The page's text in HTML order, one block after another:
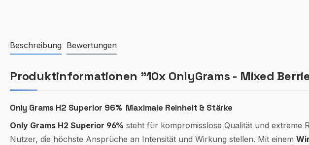
Beschreibung Bewertungen
Produktinformationen "10x OnlyGrams - Mixed
Only Grams H2 Superior 96% Maximale Reinheit & Stärke
Only Grams H2 Superior 96% steht für kompromisslose Qualität und extreme
Nutzer, die höchste Ansprüche an Intensität und Wirkung stellen. Mit einem